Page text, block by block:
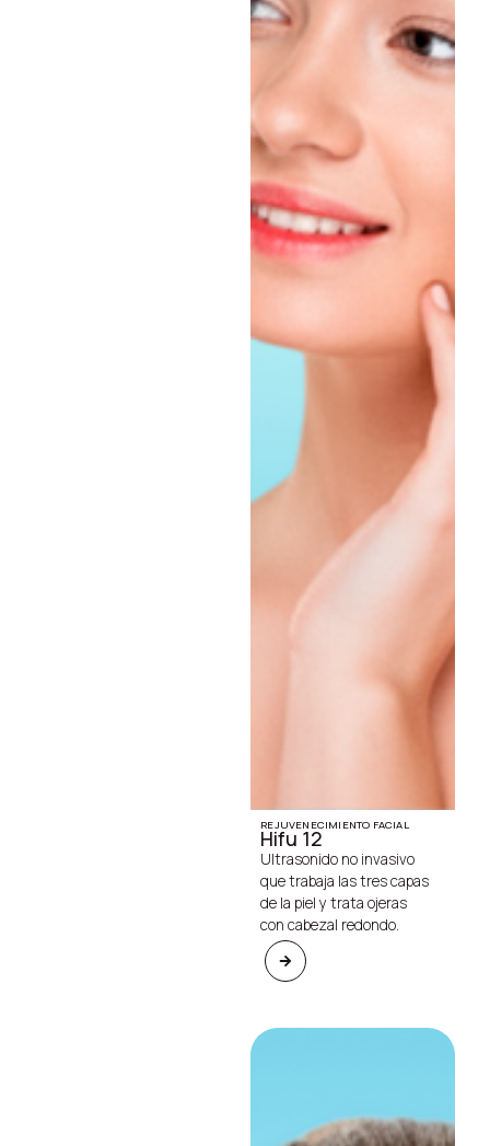
REJUVENECIMIENTO FACIAL
Hifu 12
Ultrasonido no invasivo
que trabaja las tres capas
de la piel y trata ojeras
con cabezal redondo.